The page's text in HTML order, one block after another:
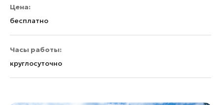
Цена:
бесплатно
Часы работы:
круглосуточно